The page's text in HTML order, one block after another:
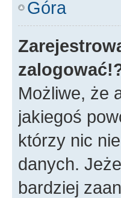
Góra
Możliwe, że
jakiegoś
którzy nic
danych.
bardziej